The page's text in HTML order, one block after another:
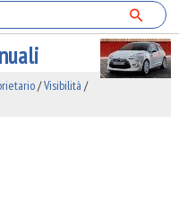
/Visibilità /